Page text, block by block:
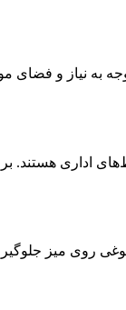
نیاز و فضای
اداری
روی میز